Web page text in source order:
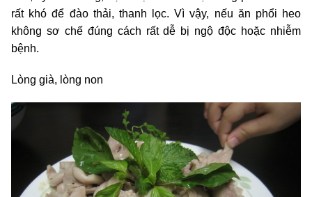
rất khó để đào thải, thanh lọc. Vì vậy, nếu ăn phổi heo
không sơ chế đúng cách rất dễ bị ngộ độc hoặc nhiễm
bệnh.
Lòng già, lòng non